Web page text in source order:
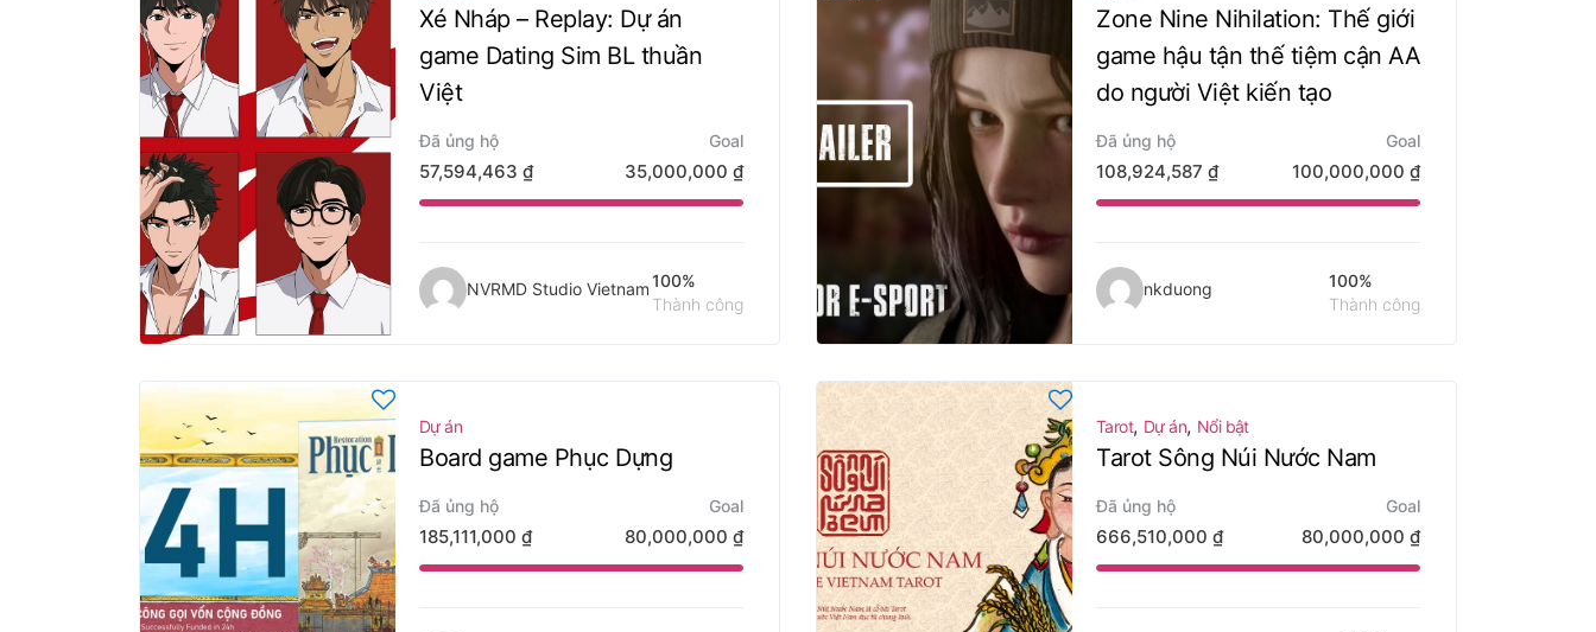
Xé Nháp – Replay: Dự án
game Dating Sim BL thuần
Việt
57,594,463 ₫
Đã ủng hộ
35,000,000 ₫
Goal
NVRMD Studio Vietnam100%
Thành công
Zone Nine Nihilation: Thế giới
game hậu tận thế tiệm cận AA
do người Việt kiến tạo
108,924,587 ₫
Đã ủng hộ
100,000,000 ₫
Goal
nkduong
100%
Thành công
Dự án
Board game Phục Dựng
185,111,000 ₫
Đã ủng hộ
80,000,000 ₫
Goal
Tarot, Dự án, Nổi bật
Tarot Sông Núi Nước Nam
666,510,000 ₫
Đã ủng hộ
80,000,000 ₫
Goal